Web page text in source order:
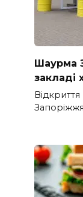
Шаурма
закладі